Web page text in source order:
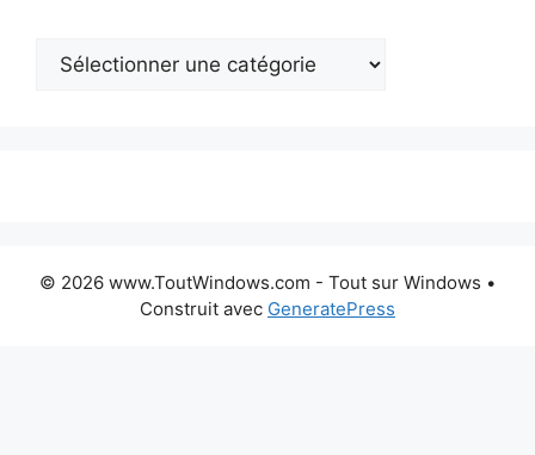
Catégories
© 2026 www.ToutWindows.com - Tout sur Windows •
Construit avec GeneratePress